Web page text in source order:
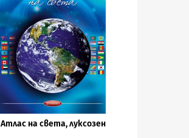
Атлас на света, луксозен